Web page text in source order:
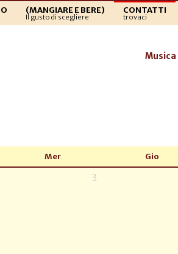
(MANGIARE E BERE)
Il gusto di scegliere
CONTATTI
trovaci
Musica
Mer Gio
3